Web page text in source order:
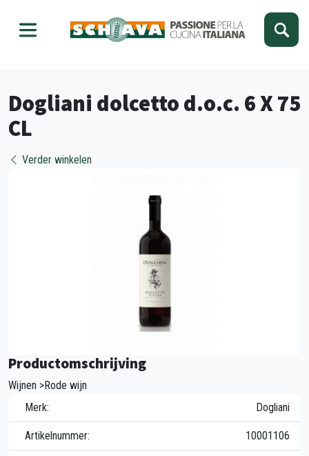
Dogliani dolcetto d.o.c. 6 X 75
CL
Verder winkelen
Productomschrijving
Wijnen >Rode wijn
Merk:
Dogliani
Artikelnummer: 10001106